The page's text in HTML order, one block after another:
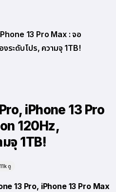
13 Pro Max : จอ
ระดับโปร, ความจุ 1TB!
iPhone 13 Pro
120Hz,
จุ 1TB!
11kดู
13 Pro, iPhone 13 Pro Max